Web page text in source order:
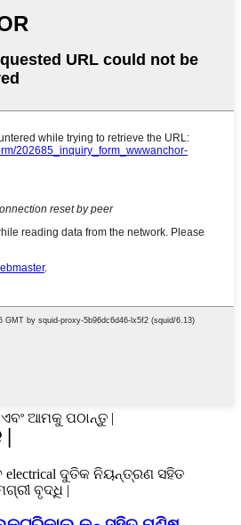
ଏବଂ ଆମକୁ ପଠାନ୍ତୁ |